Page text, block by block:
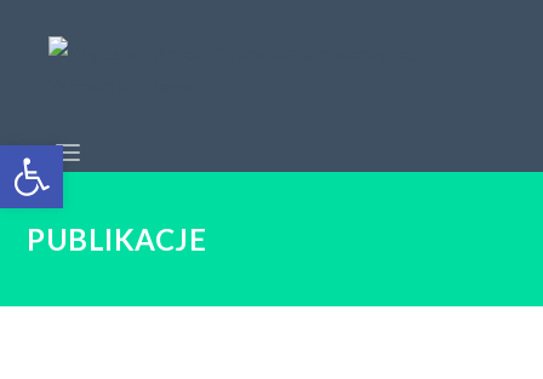
Open toolbar
PUBLIKACJE